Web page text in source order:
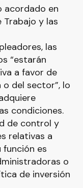
acordado en
Trabajo y las
las
“estarán
a favor de
del sector”, lo
condiciones.
de control y
relativas a
función es
o
de inversión